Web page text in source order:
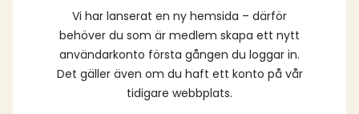
Vi har lanserat en ny hemsida – därför
behöver du som är medlem skapa ett nytt
användarkonto första gången du loggar in.
Det gäller även om du haft ett konto på vår
tidigare webbplats.